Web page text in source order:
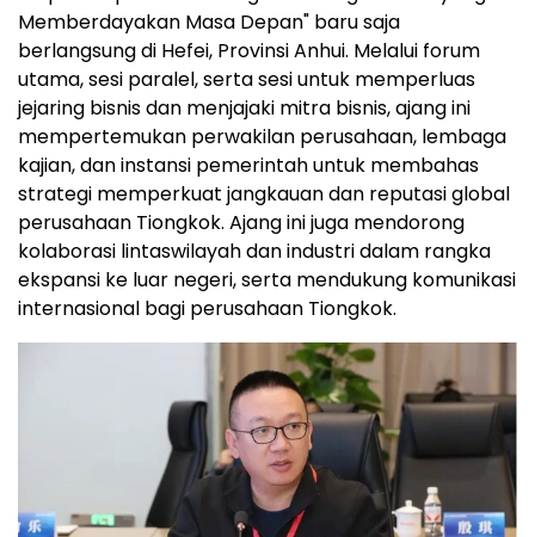
Memberdayakan Masa Depan" baru saja
berlangsung di Hefei, Provinsi Anhui. Melalui forum
utama, sesi paralel, serta sesi untuk memperluas
jejaring bisnis dan menjajaki mitra bisnis, ajang ini
mempertemukan perwakilan perusahaan, lembaga
kajian, dan instansi pemerintah untuk membahas
strategi memperkuat jangkauan dan reputasi global
perusahaan Tiongkok. Ajang ini juga mendorong
kolaborasi lintaswilayah dan industri dalam rangka
ekspansi ke luar negeri, serta mendukung komunikasi
internasional bagi perusahaan Tiongkok.